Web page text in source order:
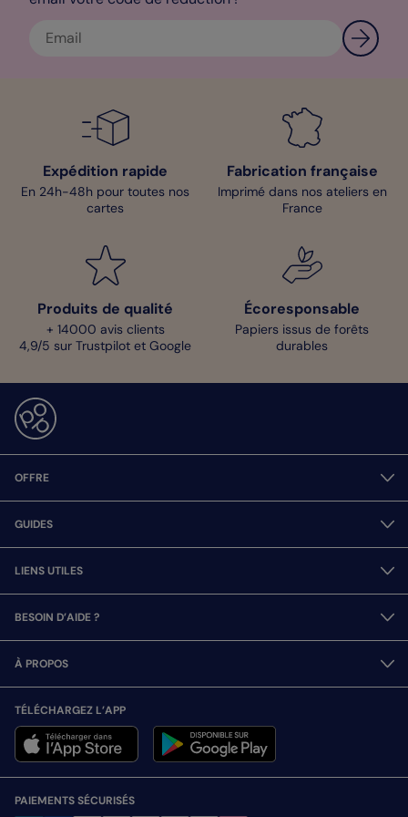
service client qui fera en sorte de répondre favorablement à
vos demandes. Belle création !
Expédition rapide
En 24h-48h pour toutes nos
cartes
Fabrication française
Imprimé dans nos ateliers en
France
Produits de qualité
+ 14000 avis clients
4,9/5 sur Trustpilot et Google
Écoresponsable
Papiers issus de forêts
durables
OFFRE
GUIDES
LIENS UTILES
BESOIN D’AIDE ?
À PROPOS
TÉLÉCHARGEZ L’APP
PAIEMENTS SÉCURISÉS